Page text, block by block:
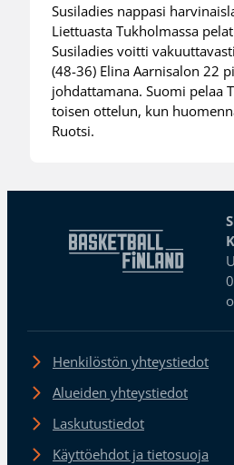
Susiladies nappasi
Liettuasta Tukholmassa
Susiladies voitti
(48-36) Elina Aarnisalon 22
johdattamana. Suomi pelaa
toisen ottelun, kun
Ruotsi.
Henkilöstön yhteystiedot
Alueiden yhteystiedot
Laskutustiedot
Käyttöehdot ja tietosuoja